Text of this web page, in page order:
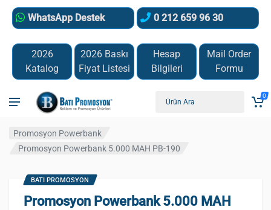
WhatsApp Destek 0 212 659 96 30
2026
Katalog
2026 Baskı
Fiyat Listesi
Hesap
Bilgileri
Mail Order
Formu
0
Promosyon Powerbank
Promosyon Powerbank 5.000 MAH PB-190
Promosyon Powerbank 5.000 MAH
BATI PROMOSYON